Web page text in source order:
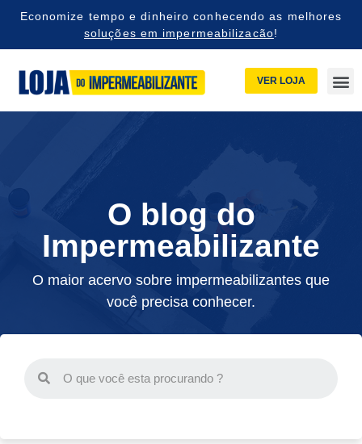
Economize tempo e dinheiro conhecendo as melhores
soluções em impermeabilizacão!
VER LOJA
O blog do
Impermeabilizante
O maior acervo sobre impermeabilizantes que
você precisa conhecer.